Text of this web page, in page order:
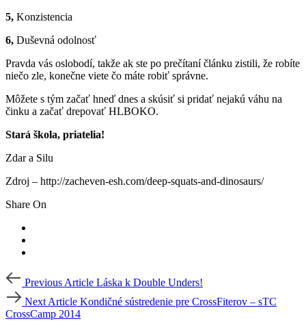
5, Konzistencia
6, Duševná odolnosť
Pravda vás oslobodí, takže ak ste po prečítaní článku zistili, že robíte
niečo zle, konečne viete čo máte robiť správne.
Môžete s tým začať hneď dnes a skúsiť si pridať nejakú váhu na
činku a začať drepovať HLBOKO.
Stará škola, priatelia!
Zdar a Silu
Zdroj – http://zacheven-esh.com/deep-squats-and-dinosaurs/
Share On
Post
navigation
Article
Previous Article Láska k Double Unders!
Article
Next Article Kondičné sústredenie pre CrossFiterov – sTC
CrossCamp 2014